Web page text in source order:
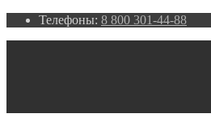
Телефоны: 8 800 301-44-88